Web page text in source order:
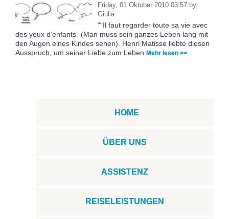
Friday, 01 Oktober 2010 03:57 by
Giulia
““Il faut regarder toute sa vie avec
des yeux d’enfants” (Man muss sein ganzes Leben lang mit
den Augen eines Kindes sehen). Henri Matisse liebte diesen
Ausspruch, um seiner Liebe zum Leben Mehr lesen >>
HOME
ÜBER UNS
ASSISTENZ
REISELEISTUNGEN